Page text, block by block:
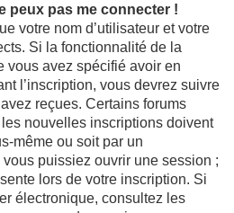
peux pas me connecter !
votre nom d’utilisateur et votre
Si la fonctionnalité de la
vous avez spécifié avoir en
l’inscription, vous devrez suivre
reçues. Certains forums
nouvelles inscriptions doivent
même ou soit par un
puissiez ouvrir une session ;
lors de votre inscription. Si
électronique, consultez les